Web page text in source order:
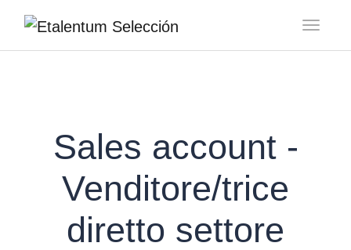
Sales account -
Venditore/trice
diretto settore